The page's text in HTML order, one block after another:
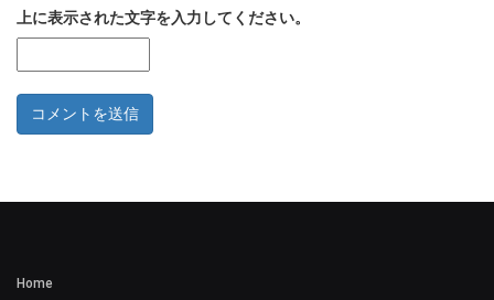
上に表示された文字を入力してください。
Home